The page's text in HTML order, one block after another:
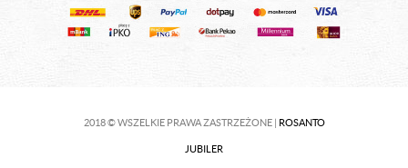
2018 © WSZELKIE PRAWA ZASTRZEŻONE | ROSANTO
JUBILER